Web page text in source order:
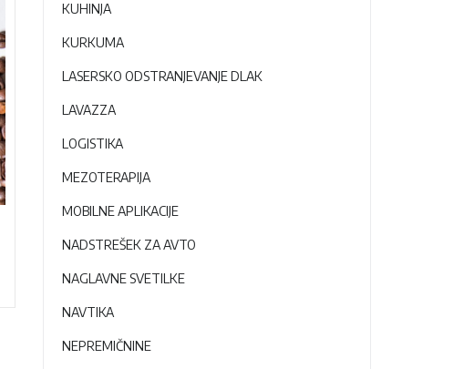
KUHINJA
KURKUMA
LASERSKO ODSTRANJEVANJE DLAK
LAVAZZA
LOGISTIKA
MEZOTERAPIJA
MOBILNE APLIKACIJE
NADSTREŠEK ZA AVTO
NAGLAVNE SVETILKE
NAVTIKA
NEPREMIČNINE